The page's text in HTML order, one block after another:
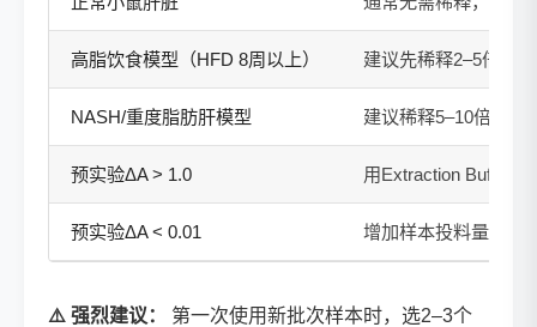
高脂饮食模型（HFD 8周以上） 建议先稀释2–5倍预
NASH/重度脂肪肝模型 建议稀释5–10倍
预实验ΔA > 1.0 用Extraction Buffer
预实验ΔA < 0.01 增加样本投料量或减
⚠️ 强烈建议：
第一次使用新批次样本时，选2–3个